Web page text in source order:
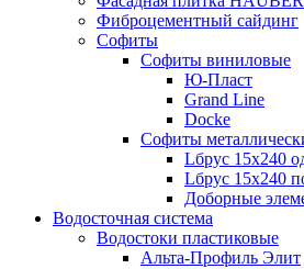
Фиброцементный сайдинг
Софиты
Софиты виниловые
Ю-Пласт
Grand Line
Docke
Софиты
Lбрус 15x240
Lбрус 15x240
Доборные
Водосточная система
Водостоки пластиковые
Альта-Профиль Элит